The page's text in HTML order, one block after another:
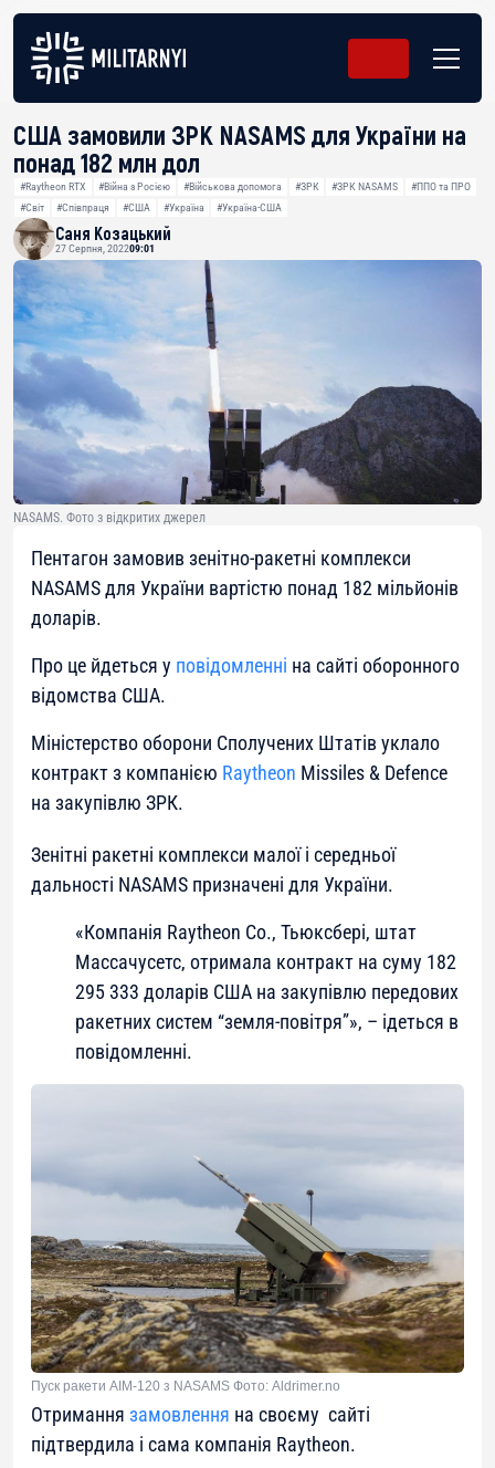
США замовили ЗРК NASAMS для України на
понад 182 млн дол
#Raytheon RTX #Війна з Росією #Військова допомога #ЗРК #ЗРК NASAMS
#ППО та ПРО
#Світ
#Співпраця #США #Україна #Україна-США
Саня Козацький
27 Серпня, 202209:01
NASAMS. Фото з відкритих джерел
Пентагон замовив зенітно-ракетні комплекси
NASAMS для України вартістю понад 182 мільйонів
доларів.
Про це йдеться у повідомленні на сайті оборонного
відомства США.
Міністерство оборони Сполучених Штатів уклало
контракт з компанією Raytheon Missiles & Defence
на закупівлю ЗРК.
Зенітні ракетні комплекси малої і середньої
дальності NASAMS призначені для України.
«Компанія Raytheon Co., Тьюксбері, штат
Массачусетс, отримала контракт на суму 182
295 333 доларів США на закупівлю передових
ракетних систем “земля-повітря”», – ідеться в
повідомленні.
Пуск ракети AIM-120 з NASAMS Фото: Aldrimer.no
Отримання замовлення на своєму сайті
підтвердила і сама компанія Raytheon.